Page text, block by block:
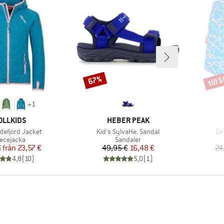
+1
Jacket
Pris
Reducerat pris
från 23,57 €
4,8(10)
VARUMÄRKE
HEBER PEAK
Produkter
Kid's SylvaHe. Sandal
Produktgrupp
Sandaler
Pris
49,95 €Reducerat pris
16,48 €
5,0(1)
Rabatt
67% till